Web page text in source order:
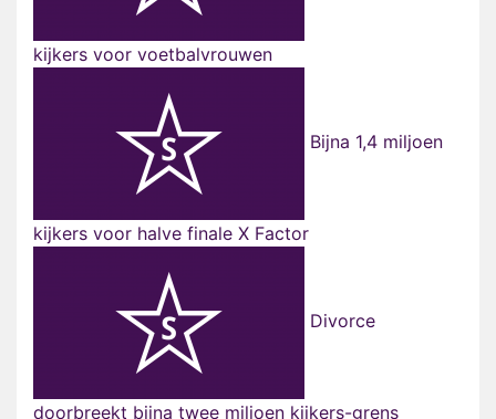
kijkers voor voetbalvrouwen
Bijna 1,4 miljoen
kijkers voor halve finale X Factor
Divorce
doorbreekt bijna twee miljoen kijkers-grens